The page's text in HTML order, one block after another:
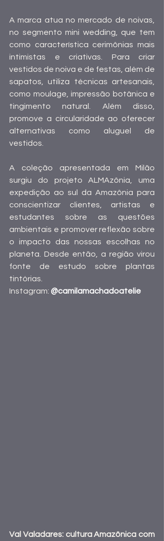
A marca atua no mercado de noivas,
no segmento mini wedding, que tem
como característica cerimônias mais
intimistas e criativas. Para criar
vestidos de noiva e de festas, além de
sapatos, utiliza técnicas artesanais,
como moulage, impressão botânica e
tingimento natural. Além disso,
promove a circularidade ao oferecer
alternativas como aluguel de
vestidos.
A coleção apresentada em Milão
surgiu do projeto ALMAzônia, uma
expedição ao sul da Amazônia para
conscientizar clientes, artistas e
estudantes sobre as questões
ambientais e promover reflexão sobre
o impacto das nossas escolhas no
planeta. Desde então, a região virou
fonte de estudo sobre plantas
tintórias.
Instagram: @camilamachadoatelie
Val Valadares: cultura Amazônica com